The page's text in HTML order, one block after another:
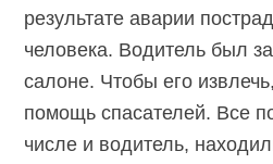
результате аварии
человека. Водитель был
салоне. Чтобы его
помощь спасателей. Все
числе и водитель,